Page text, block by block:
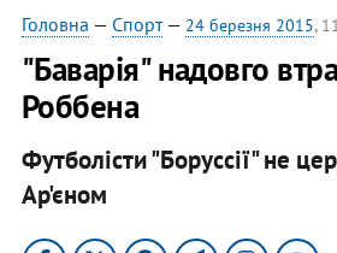
Головна — Спорт— 24 березня 2015,
"Баварія" надовго
Роббена
Футболісти "Боруссії" не
Ар'єном